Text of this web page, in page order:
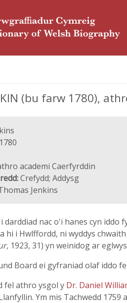
(bu farw 1780),
1780
academi Caerfyrddin
Crefydd; Addysg
Jenkins
darddiad nac o'i hanes cyn iddo
hi i Hwlffordd, ni wyddys
, 1923, 31) yn weinidog ar
Board ei gyfraniad olaf iddo
fel athro ysgol y Dr. Daniel
Ym mis Tachwedd